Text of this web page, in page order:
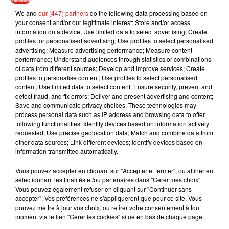
10 déclare avoir subi un viol. Du côté du monde du travail, à
compétences égales et au même poste, les femmes
gagnent presque 20% de moins que les hommes.
Musique
5 août 2026
Benny Blanco invite Selena Gomez et
Becky G sur son nouveau single
4 août 2026
Tiny Desk invite Charlie Puth pour une
live session solaire
We and our (447) partnersdo the following data processing based on
your consent and/or our legitimate interest: Store and/or access
information on a device; Use limited data to select advertising; Create
profiles for personalised advertising; Use profiles to select personalised
advertising; Measure advertising performance; Measure content
performance; Understand audiences through statistics or combinations
of data from different sources; Develop and improve services; Create
profiles to personalise content; Use profiles to select personalised
content; Use limited data to select content; Ensure security, prevent and
detect fraud, and fix errors; Deliver and present advertising and content;
Save and communicate privacy choices. These technologies may
process personal data such as IP address and browsing data to offer
following functionalities: Identify devices based on information actively
requested; Use precise geolocation data; Match and combine data from
other data sources; Link different devices; Identify devices based on
information transmitted automatically.
Vous pouvez accepter en cliquant sur "Accepter et fermer", ou affiner en
sélectionnant les finalités et/ou partenaires dans "Gérer mes choix".
Vous pouvez également refuser en cliquant sur "Continuer sans
accepter". Vos préférences ne s'appliqueront que pour ce site. Vous
pouvez mettre à jour vos choix, ou retirer votre consentement à tout
moment via le lien "Gérer les cookies" situé en bas de chaque page.